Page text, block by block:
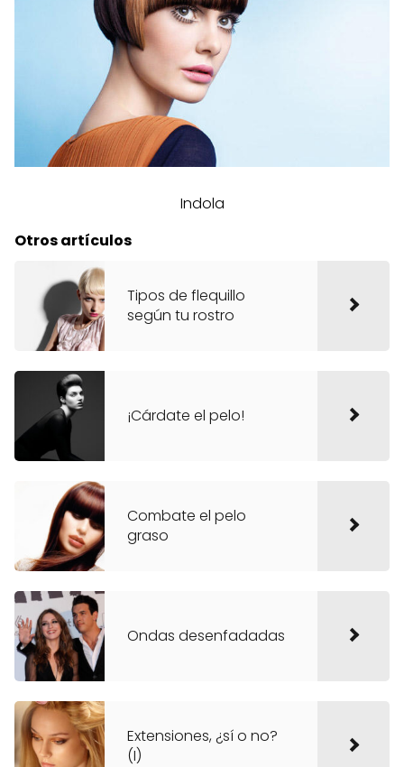
Indola
Otros artículos
Tipos de flequillo
según tu rostro
¡Cárdate el pelo!
Combate el pelo
graso
Ondas desenfadadas
Extensiones, ¿sí o no?
(I)